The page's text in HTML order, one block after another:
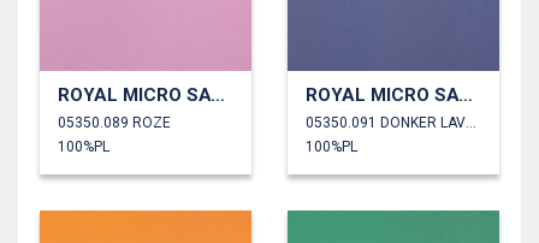
ROYAL MICRO SATIJN
05350.089 ROZE
100%PL
ROYAL MICRO SATIJN
05350.091 DONKER LAVENDEL
100%PL